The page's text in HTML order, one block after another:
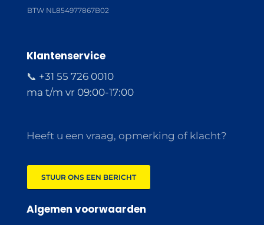
BTW NL854977867B02
Klantenservice
📞 +31 55 726 0010
ma t/m vr 09:00-17:00
Heeft u een vraag, opmerking of klacht?
STUUR ONS EEN BERICHT
Algemen voorwaarden